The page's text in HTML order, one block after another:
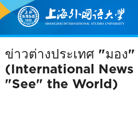
ข่าวต่างประเทศ "มอง"
(International News
"See" the World)